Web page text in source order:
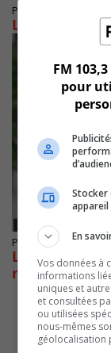
Publié le 15 avril 2020
Le fédéral
Publié le 6 avril 2020
La prestation
maintenant
FM
pour
Stocker
appareil
En
Vos données à
informations
uniques et
et consultées
ou utilisées
nous-mêmes
géolocalisation